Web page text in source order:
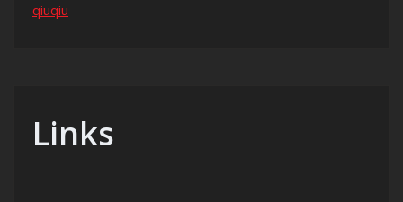
qiuqiu
Links